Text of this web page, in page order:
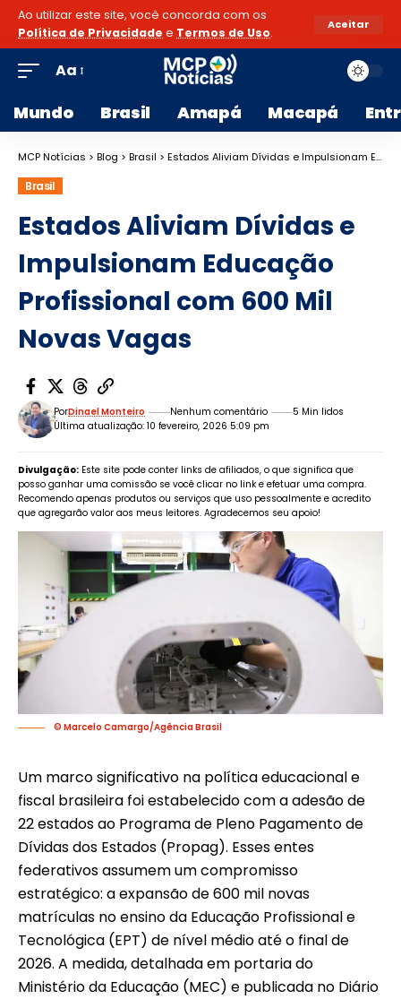
Ao utilizar este site, você concorda com os
Política de Privacidade e Termos de Uso.
Aceitar
Aa
Mundo Brasil Amapá Macapá
MCP Notícias > Blog > Brasil > Estados Aliviam Dívidas e Impulsionam Educação Profissional com 600 Mil Novas Vagas
Brasil
Estados Aliviam Dívidas e
Impulsionam Educação
Profissional com 600 Mil
Novas Vagas
Última atualização: 10 fevereiro, 2026 5:09 pm
PorDinael Monteiro Nenhum comentário 5 Min lidos
Divulgação: Este site pode conter links de afiliados, o que significa que
posso ganhar uma comissão se você clicar no link e efetuar uma compra.
Recomendo apenas produtos ou serviços que uso pessoalmente e acredito
que agregarão valor aos meus leitores. Agradecemos seu apoio!
© Marcelo Camargo/Agência Brasil
Um marco significativo na política educacional e
fiscal brasileira foi estabelecido com a adesão de
22 estados ao Programa de Pleno Pagamento de
Dívidas dos Estados (Propag). Esses entes
federativos assumem um compromisso
estratégico: a expansão de 600 mil novas
matrículas no ensino da Educação Profissional e
Tecnológica (EPT) de nível médio até o final de
2026. A medida, detalhada em portaria do
Ministério da Educação (MEC) e publicada no Diário